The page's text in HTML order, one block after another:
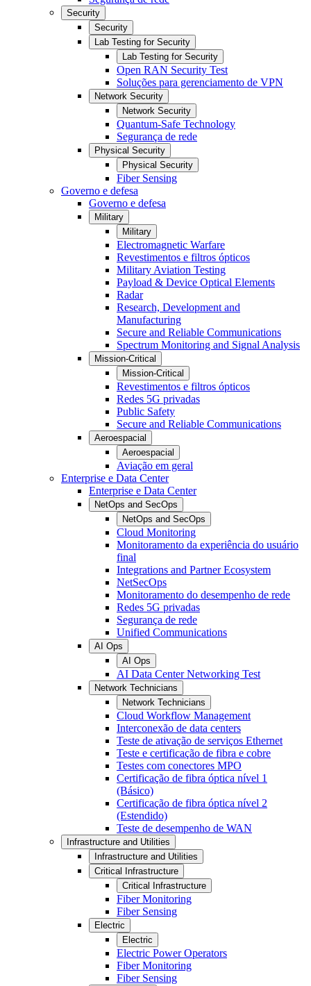
Security
Security
Lab Testing for Security
Lab Testing for Security
Open RAN Security Test
Soluções para gerenciamento de VPN
Network Security
Network Security
Quantum-Safe Technology
Segurança de rede
Physical Security
Physical Security
Fiber Sensing
Governo e defesa
Governo e defesa
Military
Military
Electromagnetic Warfare
Revestimentos e filtros ópticos
Military Aviation Testing
Payload & Device Optical Elements
Radar
Research, Development and
Manufacturing
Secure and Reliable Communications
Spectrum Monitoring and Signal Analysis
Mission-Critical
Mission-Critical
Revestimentos e filtros ópticos
Redes 5G privadas
Public Safety
Secure and Reliable Communications
Aeroespacial
Aeroespacial
Aviação em geral
Enterprise e Data Center
Enterprise e Data Center
NetOps and SecOps
NetOps and SecOps
Cloud Monitoring
Monitoramento da experiência do usuário
final
Integrations and Partner Ecosystem
NetSecOps
Monitoramento do desempenho de rede
Redes 5G privadas
Segurança de rede
Unified Communications
AI Ops
AI Ops
AI Data Center Networking Test
Network Technicians
Network Technicians
Cloud Workflow Management
Interconexão de data centers
Teste de ativação de serviços Ethernet
Teste e certificação de fibra e cobre
Testes com conectores MPO
Certificação de fibra óptica nível 1
(Básico)
Certificação de fibra óptica nível 2
(Estendido)
Teste de desempenho de WAN
Infrastructure and Utilities
Infrastructure and Utilities
Critical Infrastructure
Critical Infrastructure
Fiber Monitoring
Fiber Sensing
Electric
Electric
Electric Power Operators
Fiber Monitoring
Fiber Sensing